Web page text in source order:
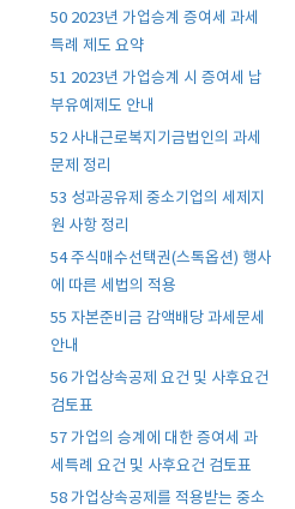
50 2023년 가업승계 증여세 과세
특례 제도 요약
51 2023년 가업승계 시 증여세 납
부유예제도 안내
52 사내근로복지기금법인의 과세
문제 정리
53 성과공유제 중소기업의 세제지
원 사항 정리
54 주식매수선택권(스톡옵션) 행사
에 따른 세법의 적용
55 자본준비금 감액배당 과세문세
안내
56 가업상속공제 요건 및 사후요건
검토표
57 가업의 승계에 대한 증여세 과
세특례 요건 및 사후요건 검토표
58 가업상속공제를 적용받는 중소